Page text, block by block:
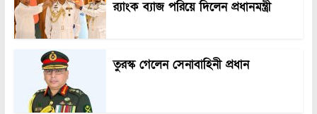
র‍্যাংক ব্যাজ পরিয়ে দিলেন প্রধানমন্ত্রী
তুরস্ক গেলেন সেনাবাহিনী প্রধান